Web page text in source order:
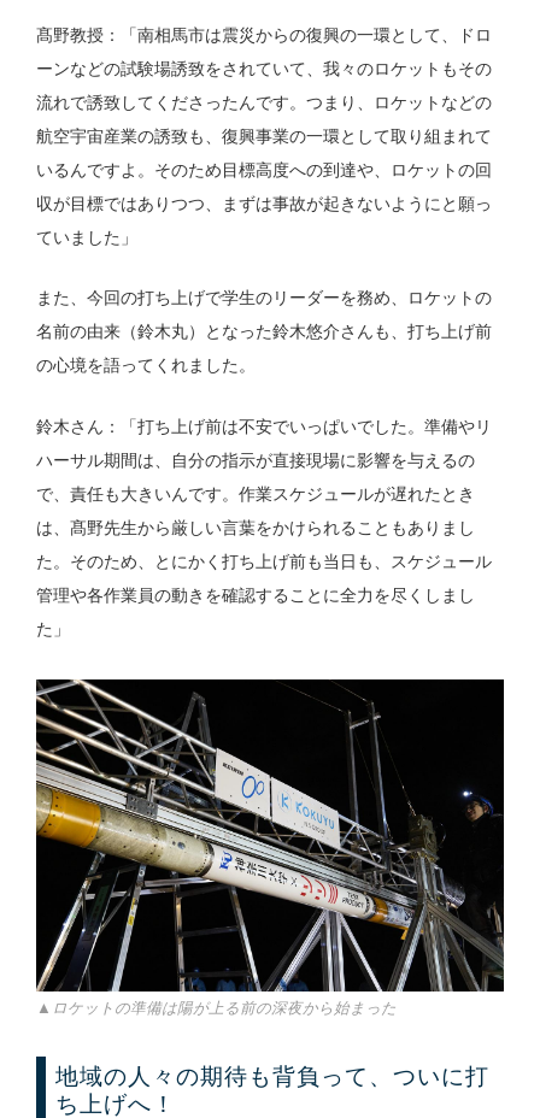
髙野教授：「南相馬市は震災からの復興の一環として、ドロ
ーンなどの試験場誘致をされていて、我々のロケットもその
流れで誘致してくださったんです。つまり、ロケットなどの
航空宇宙産業の誘致も、復興事業の一環として取り組まれて
いるんですよ。そのため目標高度への到達や、ロケットの回
収が目標ではありつつ、まずは事故が起きないようにと願っ
ていました」
また、今回の打ち上げで学生のリーダーを務め、ロケットの
名前の由来（鈴木丸）となった鈴木悠介さんも、打ち上げ前
の心境を語ってくれました。
鈴木さん：「打ち上げ前は不安でいっぱいでした。準備やリ
ハーサル期間は、自分の指示が直接現場に影響を与えるの
で、責任も大きいんです。作業スケジュールが遅れたとき
は、髙野先生から厳しい言葉をかけられることもありまし
た。そのため、とにかく打ち上げ前も当日も、スケジュール
管理や各作業員の動きを確認することに全力を尽くしまし
た」
▲ロケットの準備は陽が上る前の深夜から始まった
地域の人々の期待も背負って、ついに打
ち上げへ！